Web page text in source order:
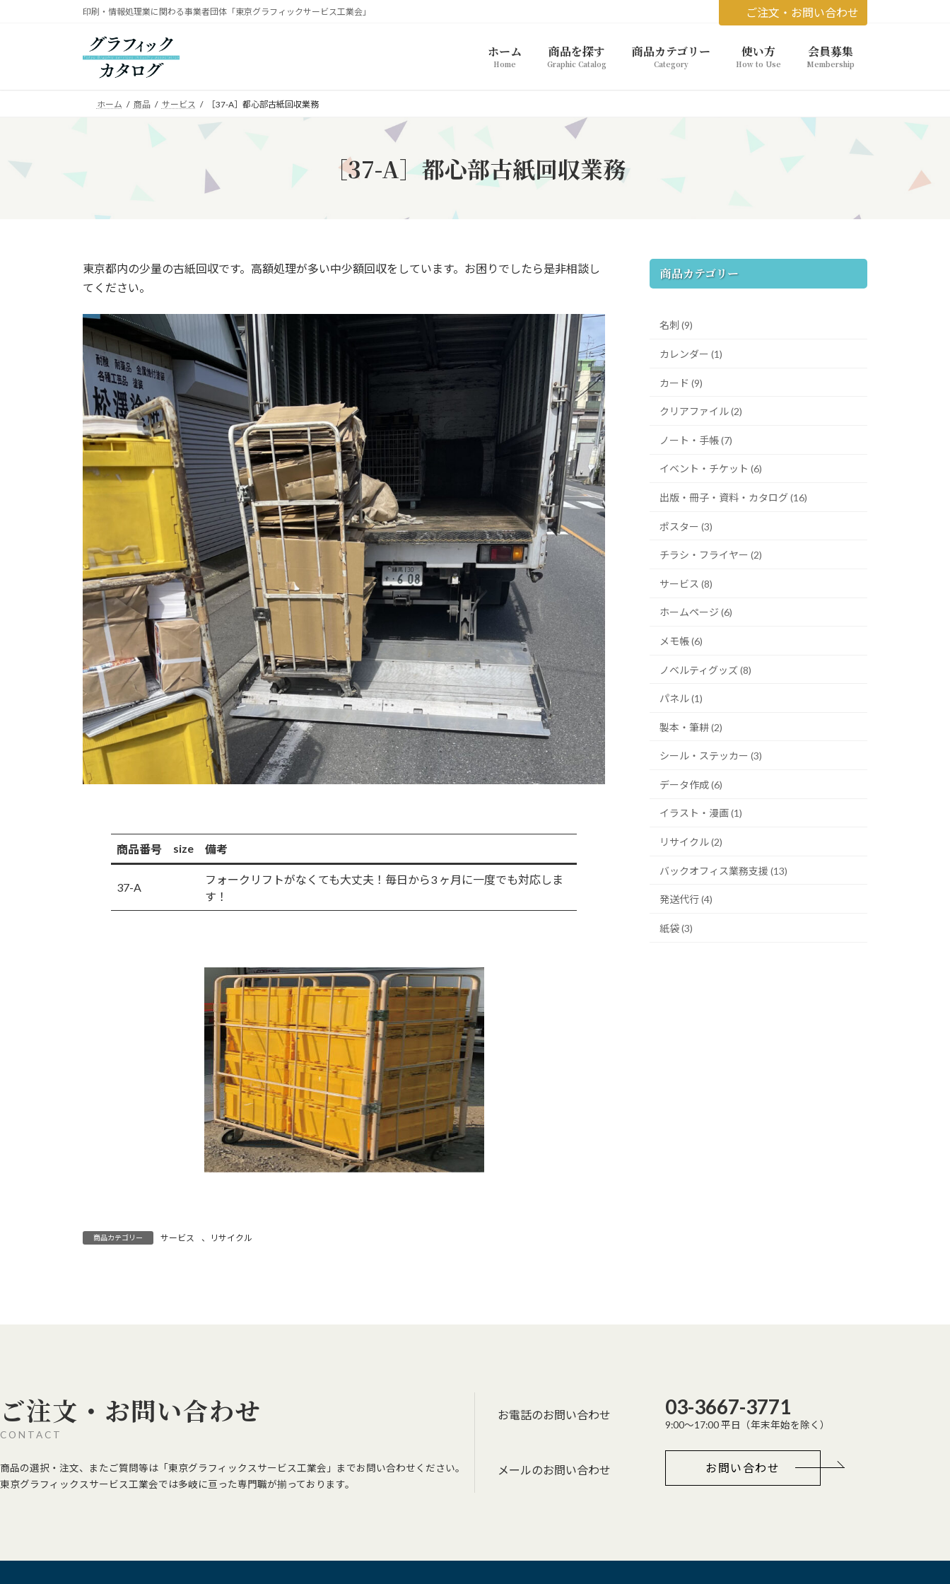
プ
動
印刷・情報処理業に関わる事業者団体「東京グラフィックサービス工業会」 ご注文・お問い合わせ
ホーム
Home
商品を探す
Graphic Catalog
商品カテゴリー
Category
使い方
How to Use
会員募集
Membership
ホーム 商品 サービス ［37-A］都心部古紙回収業務
［37-A］都心部古紙回収業務
東京都内の少量の古紙回収です。高額処理が多い中少額回収をしています。お困りでしたら是非相談し
てください。
商品番号 size 備考
37-A
フォークリフトがなくても大丈夫！毎日から3 ヶ月に一度でも対応しま
す！
商品カテゴリー サービス 、 リサイクル
商品カテゴリー
名刺 (9)
カレンダー (1)
カード (9)
クリアファイル (2)
ノート・手帳 (7)
イベント・チケット (6)
出版・冊子・資料・カタログ (16)
ポスター (3)
チラシ・フライヤー (2)
サービス (8)
ホームページ (6)
メモ帳 (6)
ノベルティグッズ (8)
パネル (1)
製本・筆耕 (2)
シール・ステッカー (3)
データ作成 (6)
イラスト・漫画 (1)
リサイクル (2)
バックオフィス業務支援 (13)
発送代行 (4)
紙袋 (3)
ご注文・お問い合わせ
CONTACT
商品の選択・注文、またご質問等は「東京グラフィックスサービス工業会」までお問い合わせください。
東京グラフィックスサービス工業会では多岐に亘った専門職が揃っております。
お電話のお問い合わせ 03-3667-3771
9:00～17:00 平日（年末年始を除く）
メールのお問い合わせ お問い合わせ